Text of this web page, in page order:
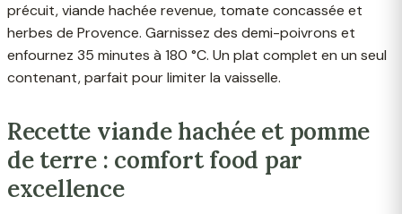
précuit, viande hachée revenue, tomate concassée et
herbes de Provence. Garnissez des demi-poivrons et
enfournez 35 minutes à 180 °C. Un plat complet en un seul
contenant, parfait pour limiter la vaisselle.
Recette viande hachée et pomme
de terre : comfort food par
excellence